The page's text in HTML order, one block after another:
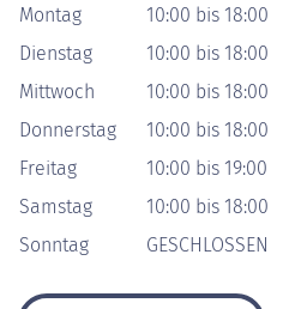
Montag
10:00 bis 18:00
Dienstag
10:00 bis 18:00
Mittwoch
10:00 bis 18:00
Donnerstag
10:00 bis 18:00
Freitag
10:00 bis 19:00
Samstag
10:00 bis 18:00
Sonntag
GESCHLOSSEN